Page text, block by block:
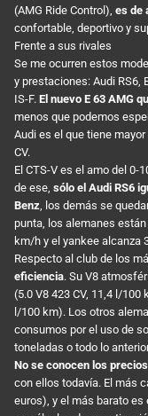
(AMG Ride Control), es de
confortable, deportivo y
Frente a sus rivales
Se me ocurren estos
y prestaciones: Audi RS6,
IS-F. El nuevo E 63 AMG
menos que podemos
Audi es el que tiene
CV.
El CTS-V es el amo del 0-
de ese, sólo el Audi RS6
Benz , los demás se
punta, los alemanes
km/h y el yankee alcanza
Respecto al club de los
eficiencia. Su V8
(5.0 V8 423 CV, 11,4 l/100
l/100 km). Los otros
consumos por el uso de
toneladas o todo lo
No se conocen los precios
con ellos todavía. El más
euros), y el más barato es